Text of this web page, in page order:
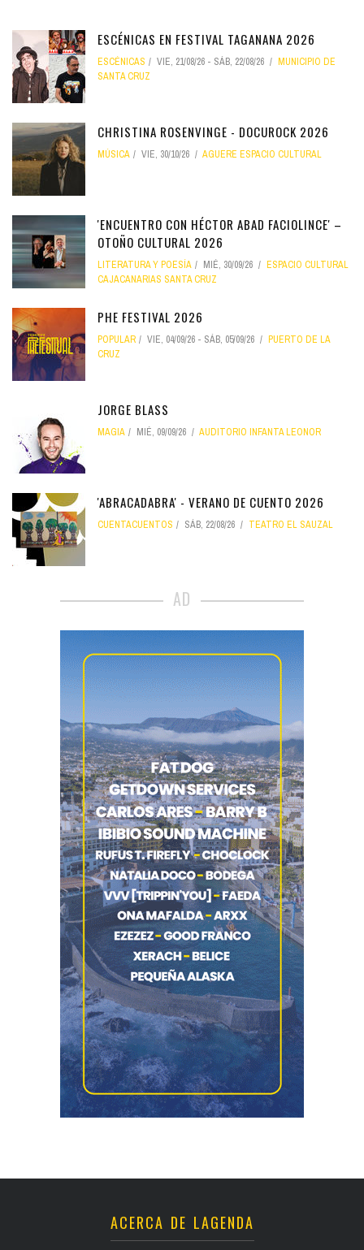
ESCÉNICAS EN FESTIVAL TAGANANA 2026
ESCÉNICAS VIE, 21/08/26 - SÁB, 22/08/26
MUNICIPIO DE
SANTA CRUZ
CHRISTINA ROSENVINGE - DOCUROCK 2026
MÚSICA VIE, 30/10/26 AGUERE ESPACIO CULTURAL
'ENCUENTRO CON HÉCTOR ABAD FACIOLINCE' –
OTOÑO CULTURAL 2026
LITERATURA Y POESÍA MIÉ, 30/09/26
ESPACIO CULTURAL
CAJACANARIAS SANTA CRUZ
PHE FESTIVAL 2026
POPULAR VIE, 04/09/26 - SÁB, 05/09/26
PUERTO DE LA
CRUZ
JORGE BLASS
MAGIA MIÉ, 09/09/26 AUDITORIO INFANTA LEONOR
'ABRACADABRA' - VERANO DE CUENTO 2026
CUENTACUENTOS SÁB, 22/08/26 TEATRO EL SAUZAL
AD
ACERCA DE LAGENDA